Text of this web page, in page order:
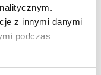
z innymi danymi
podczas
w
2026